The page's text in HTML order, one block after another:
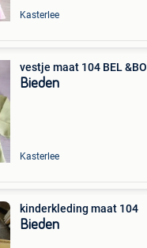
Kasterlee
vestje maat 104 BEL &BO
Bieden
Kasterlee
kinderkleding maat 104
Bieden